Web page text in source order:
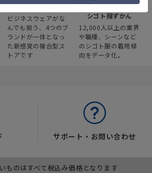
スーツスクエア
ビジネスウェアがな
んでも揃う、4つのブ
ランドが一体となっ
た新感覚の複合型ス
トアです
みんなの
シゴト服ずかん
12,000人以上の業界
や職種、シーンなど
のシゴト服の着用傾
向をデータ化。
サポート・お問い合わせ
ものはすべて税込み価格となります